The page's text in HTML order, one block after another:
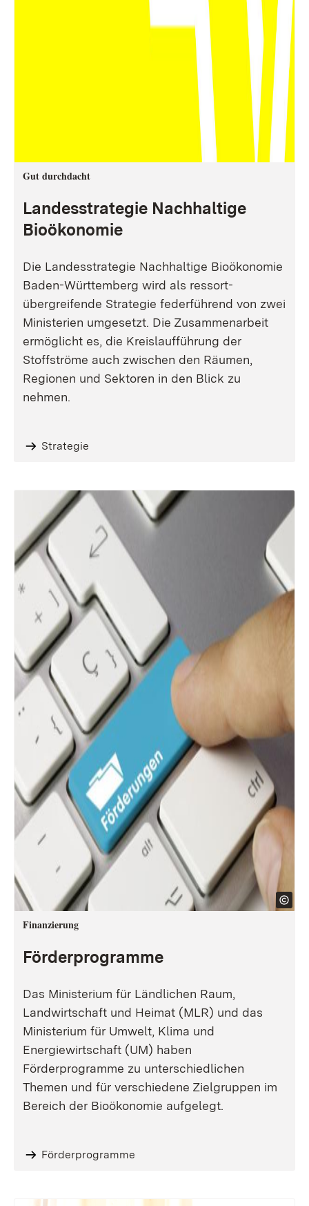
Gut durchdacht
Landesstrategie Nachhaltige
Bioökonomie
Die Landesstrategie Nachhaltige Bioökonomie
Baden-Württemberg wird als ressort-
übergreifende Strategie federführend von zwei
Ministerien umgesetzt. Die Zusammenarbeit
ermöglicht es, die Kreislaufführung der
Stoffströme auch zwischen den Räumen,
Regionen und Sektoren in den Blick zu
nehmen.
Strategie
Finanzierung
Förderprogramme
Das Ministerium für Ländlichen Raum,
Landwirtschaft und Heimat (MLR) und das
Ministerium für Umwelt, Klima und
Energiewirtschaft (UM) haben
Förderprogramme zu unterschiedlichen
Themen und für verschiedene Zielgruppen im
Bereich der Bioökonomie aufgelegt.
Förderprogramme